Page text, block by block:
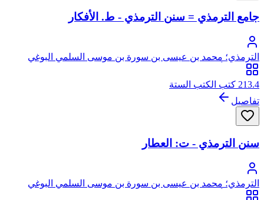
جامع الترمذي = سنن الترمذي - ط. الأفكار
الترمذي؛ محمد بن عيسى بن سورة بن موسى السلمي البوغي
الترمذي، أبو عيسى
213.4 كتب الكتب الستة
تفاصيل
سنن الترمذي - ت: العطار
الترمذي؛ محمد بن عيسى بن سورة بن موسى السلمي البوغي
الترمذي، أبو عيسى